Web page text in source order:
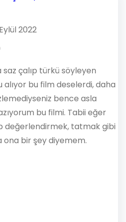
2022
çalıp türkü söyleyen
bu film deselerdi, daha
bence asla
bu filmi. Tabii eğer
değerlendirmek, tatmak gibi
ona bir şey diyemem.